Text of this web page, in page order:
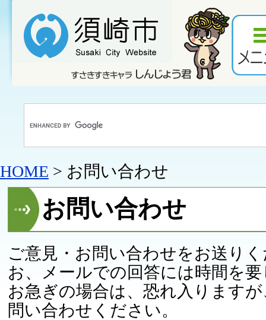
HOME > お問い合わせ
お問い合わせ
ご意見・お問い合わせをお送り
お、メールでの回答には時間を
お急ぎの場合は、恐れ入ります
問い合わせください。